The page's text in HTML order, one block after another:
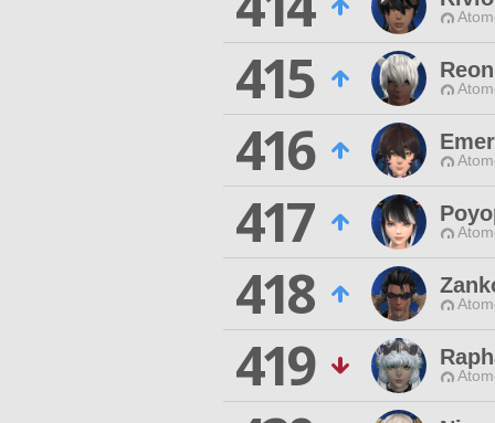
415
416
417
418
419